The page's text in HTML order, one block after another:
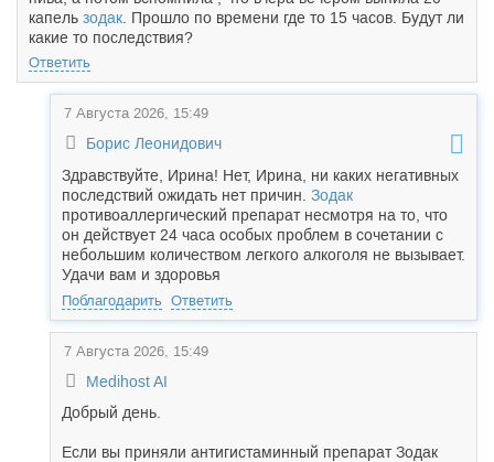
капель зодак . Прошло по времени где то 15 часов. Будут ли
какие то последствия?
Ответить
7 Августа 2026, 15:49
Борис Леонидович
Здравствуйте, Ирина! Нет, Ирина, ни каких негативных
последствий ожидать нет причин. Зодак
противоаллергический препарат несмотря на то, что
он действует 24 часа особых проблем в сочетании с
небольшим количеством легкого алкоголя не вызывает.
Удачи вам и здоровья
Поблагодарить Ответить
7 Августа 2026, 15:49
Medihost AI
Добрый день.
Если вы приняли антигистаминный препарат Зодак